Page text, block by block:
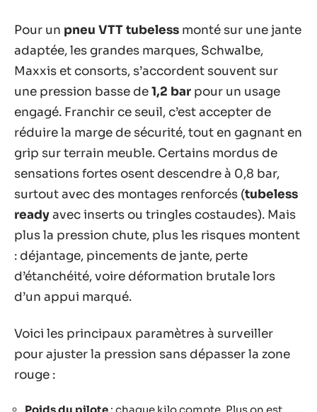
Pour un pneu VTT tubeless monté sur une jante
adaptée, les grandes marques, Schwalbe,
Maxxis et consorts, s’accordent souvent sur
une pression basse de1,2 bar pour un usage
engagé. Franchir ce seuil, c’est accepter de
réduire la marge de sécurité, tout en gagnant en
grip sur terrain meuble. Certains mordus de
sensations fortes osent descendre à 0,8 bar,
surtout avec des montages renforcés (tubeless
readyavec inserts ou tringles costaudes). Mais
plus la pression chute, plus les risques montent
: déjantage, pincements de jante, perte
d’étanchéité, voire déformation brutale lors
d’un appui marqué.
Voici les principaux paramètres à surveiller
pour ajuster la pression sans dépasser la zone
rouge :